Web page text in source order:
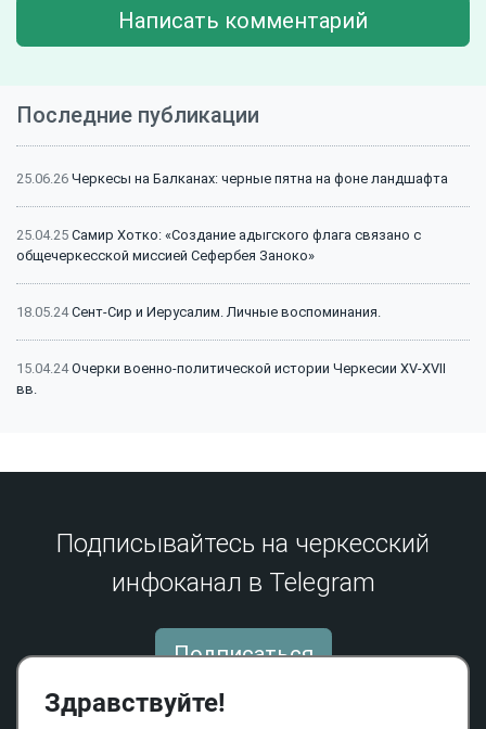
Написать комментарий
Последние публикации
25.06.26 Черкесы на Балканах: черные пятна на фоне ландшафта
25.04.25 Самир Хотко: «Создание адыгского флага связано с
общечеркесской миссией Сефербея Заноко»
18.05.24Сент-Сир и Иерусалим. Личные воспоминания.
15.04.24Очерки военно-политической истории Черкесии XV-XVII
вв.
Сражение на реке Афипс (1570 г.): исторический контекст
159 лет со дня окончания Кавказской войны
05.07.22
Личность Магомет Аш Атажукина в контексте участия
Хаджретской Кабарды в Кавказской войне
Подписывайтесь на черкесский
инфоканал в Telegram
Подписаться
Здравствуйте!